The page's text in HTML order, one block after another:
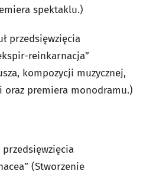
spektaklu.)
przedsięwzięcia
reinkarnacja”
kompozycji muzycznej,
premiera monodramu.)
przedsięwzięcia
(Stworzenie